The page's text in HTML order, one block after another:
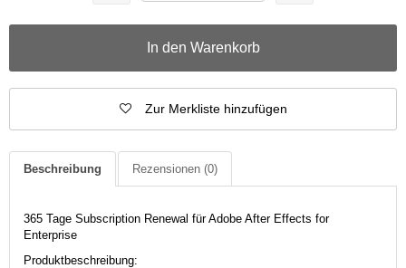
In den Warenkorb
Zur Merkliste hinzufügen
Beschreibung Rezensionen (0)
365 Tage Subscription Renewal für Adobe After Effects for
Enterprise
Produktbeschreibung: